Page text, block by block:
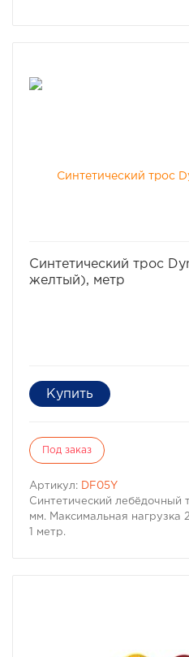
Синтетический трос
желтый), метр
Под заказ
Артикул:
DF05Y
Синтетический лебёдочный
мм. Максимальная нагрузка
1 метр.